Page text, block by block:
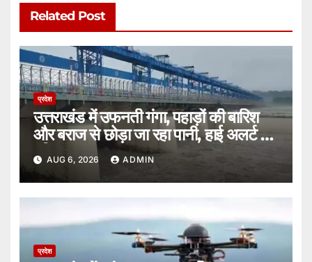
Related Post
प्रदेश
उत्तराखंड में उफनती गंगा, पहाड़ों की बारिश
और बराज से छोड़ा जा रहा पानी, हाई अलर्ट पर
हरिद्वार।
AUG 6, 2026 ADMIN
प्रदेश